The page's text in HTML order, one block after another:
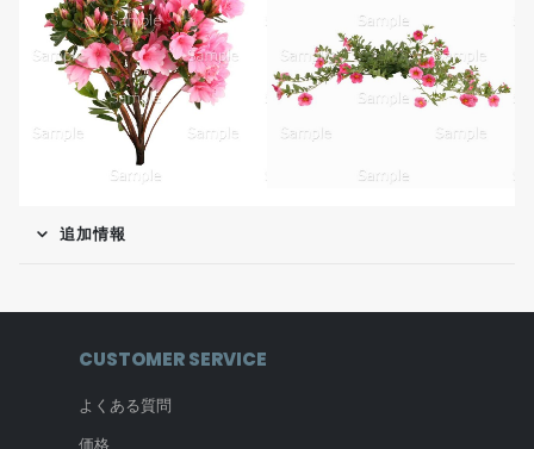
追加情報
CUSTOMER SERVICE
よくある質問